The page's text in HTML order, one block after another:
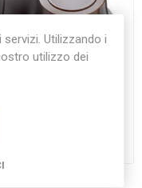
Utilizzando i
utilizzo dei